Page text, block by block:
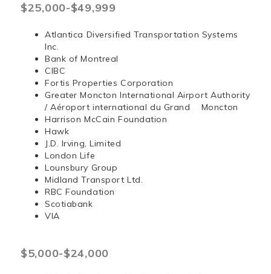
$25,000-$49,999
Atlantica Diversified Transportation Systems
Inc.
Bank of Montreal
CIBC
Fortis Properties Corporation
Greater Moncton International Airport Authority
/ Aéroport international du Grand Moncton
Harrison McCain Foundation
Hawk
J.D. Irving, Limited
London Life
Lounsbury Group
Midland Transport Ltd.
RBC Foundation
Scotiabank
VIA
$5,000-$24,000